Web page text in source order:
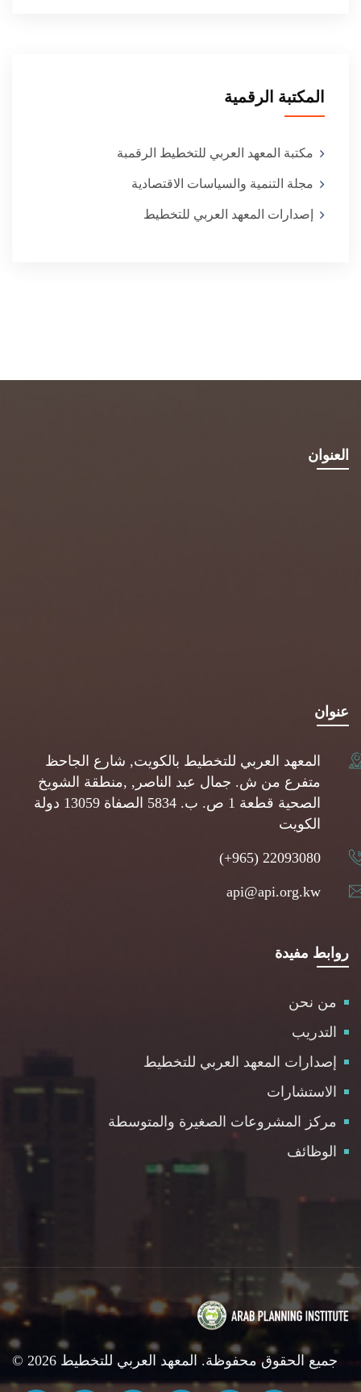
المكتبة الرقمية
مكتبة المعهد العربي للتخطيط الرقمبة
مجلة التنمية والسياسات الاقتصادية
إصدارات المعهد العربي للتخطيط
العنوان
عنوان
المعهد العربي للتخطيط بالكويت, شارع الجاحظ
متفرع من ش. جمال عبد الناصر, ,منطقة الشويخ
الصحية قطعة 1 ص. ب. 5834 الصفاة 13059 دولة
الكويت
(+965) 22093080
api@api.org.kw
روابط مفيدة
من نحن
التدريب
إصدارات المعهد العربي للتخطيط
الاستشارات
مركز المشروعات الصغيرة والمتوسطة
الوظائف
© 2026 جميع الحقوق محفوظة. المعهد العربي للتخطيط